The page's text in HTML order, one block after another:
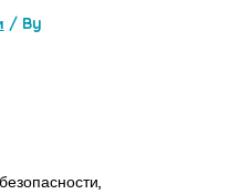
/ By